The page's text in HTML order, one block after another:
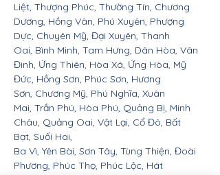
Liệt, Thượng Phúc, Thường Tín, Chương
Dương, Hồng Vân, Phú Xuyên, Phượng
Dực, Chuyên Mỹ, Đại Xuyên, Thanh
Oai, Bình Minh, Tam Hưng, Dân Hòa, Vân
Đình, Ứng Thiên, Hòa Xá, Ứng Hòa, Mỹ
Đức, Hồng Sơn, Phúc Sơn, Hương
Sơn, Chương Mỹ, Phú Nghĩa, Xuân
Mai, Trần Phú, Hòa Phú, Quảng Bị, Minh
Châu, Quảng Oai, Vật Lại, Cổ Đô, Bất
Bạt, Suối Hai,
Ba Vì, Yên Bài, Sơn Tây, Tùng Thiện, Đoài
Phương, Phúc Thọ, Phúc Lộc, Hát